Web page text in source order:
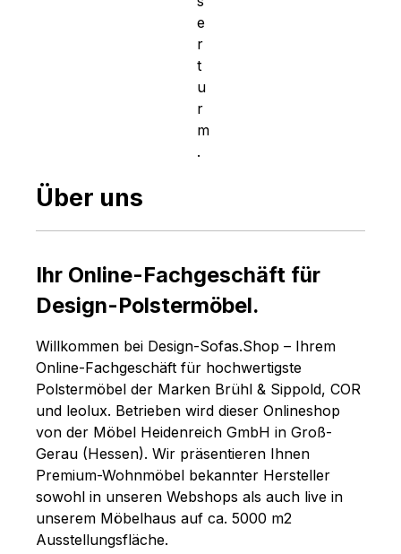
Über uns
Ihr Online-Fachgeschäft für
Design-Polstermöbel.
Willkommen bei Design-Sofas.Shop – Ihrem
Online-Fachgeschäft für hochwertigste
Polstermöbel der Marken Brühl & Sippold, COR
und leolux. Betrieben wird dieser Onlineshop
von der Möbel Heidenreich GmbH in Groß-
Gerau (Hessen). Wir präsentieren Ihnen
Premium-Wohnmöbel bekannter Hersteller
sowohl in unseren Webshops als auch live in
unserem Möbelhaus auf ca. 5000 m2
Ausstellungsfläche.